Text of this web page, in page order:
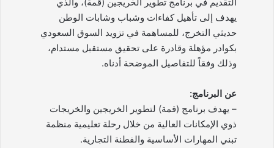
يهدف إلى تأهيل كفاءات وشباب وشابات الوطن
حديثي التخرج، للمساهمة في تزويد السوق السعودي
بكوادر مؤهلة وقادرة على تحقيق مستقبل مستدام،
وذلك وفقاً للتفاصيل الموضحة أدناه.
عن البرنامج:
– يهدف برنامج (قمة) لتطوير الخريجين والخريجات
ذوي الإمكانات العالية من خلال رحلة تعليمية منظمة
تبني المهارات الأساسية والفطنة التجارية.